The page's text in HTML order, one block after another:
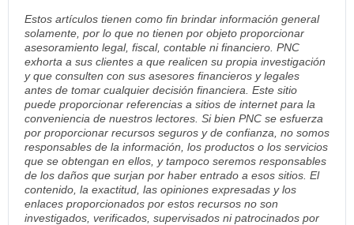
Estos artículos tienen como fin brindar información general
solamente, por lo que no tienen por objeto proporcionar
asesoramiento legal, fiscal, contable ni financiero. PNC
exhorta a sus clientes a que realicen su propia investigación
y que consulten con sus asesores financieros y legales
antes de tomar cualquier decisión financiera. Este sitio
puede proporcionar referencias a sitios de internet para la
conveniencia de nuestros lectores. Si bien PNC se esfuerza
por proporcionar recursos seguros y de confianza, no somos
responsables de la información, los productos o los servicios
que se obtengan en ellos, y tampoco seremos responsables
de los daños que surjan por haber entrado a esos sitios. El
contenido, la exactitud, las opiniones expresadas y los
enlaces proporcionados por estos recursos no son
investigados, verificados, supervisados ni patrocinados por